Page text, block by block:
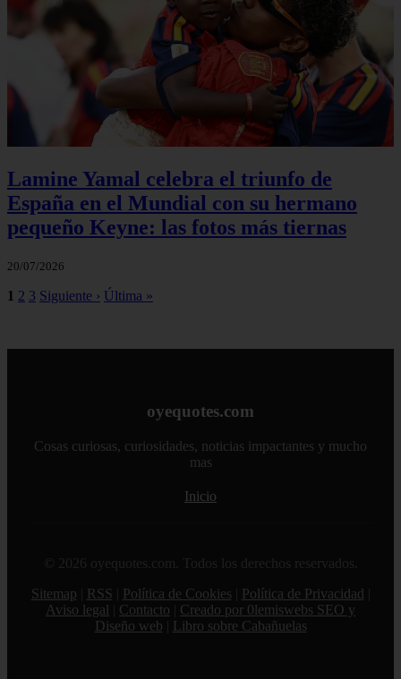
Lamine Yamal celebra el triunfo de
España en el Mundial con su hermano
pequeño Keyne: las fotos más tiernas
20/07/2026
1 2 3 Siguiente › Última »
oyequotes.com
Cosas curiosas, curiosidades, noticias impactantes y mucho
mas
Inicio
© 2026 oyequotes.com. Todos los derechos reservados.
Sitemap
RSS Política de Cookies Política de Privacidad
Aviso legal
Contacto
Creado por 0lemiswebs SEO y
Diseño web
Libro sobre Cabañuelas